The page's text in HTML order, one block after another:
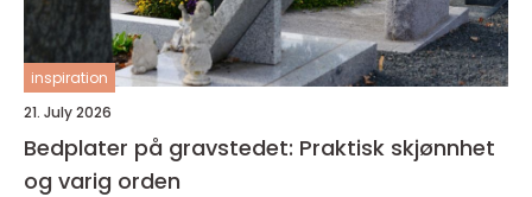
inspiration
21. July 2026
Bedplater på gravstedet: Praktisk skjønnhet
og varig orden